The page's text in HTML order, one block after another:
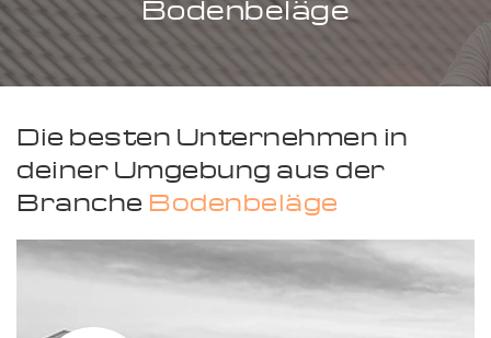
Bodenbeläge
Die besten Unternehmen in
deiner Umgebung aus der
Branche Bodenbeläge